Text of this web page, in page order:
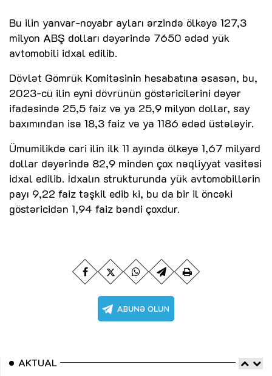
Bu ilin yanvar-noyabr ayları ərzində ölkəyə 127,3
milyon ABŞ dolları dəyərində 7650 ədəd yük
avtomobili idxal edilib.
Dövlət Gömrük Komitəsinin hesabatına əsasən, bu,
2023-cü ilin eyni dövrünün göstəricilərini dəyər
ifadəsində 25,5 faiz və ya 25,9 milyon dollar, say
baxımından isə 18,3 faiz və ya 1186 ədəd üstələyir.
Ümumilikdə cari ilin ilk 11 ayında ölkəyə 1,67 milyard
dollar dəyərində 82,9 mindən çox nəqliyyat vasitəsi
idxal edilib. İdxalın strukturunda yük avtomobillərin
payı 9,22 faiz təşkil edib ki, bu da bir il öncəki
göstəricidən 1,94 faiz bəndi çoxdur.
AKTUAL